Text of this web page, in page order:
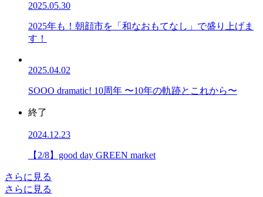
2025.05.30
2025年も！朝顔市を「和なおもてなし」で盛り上げま
す！
2025.04.02
SOOO dramatic! 10周年 〜10年の軌跡とこれから〜
終了
2024.12.23
【2/8】good day GREEN market
さらに見る
さらに見る